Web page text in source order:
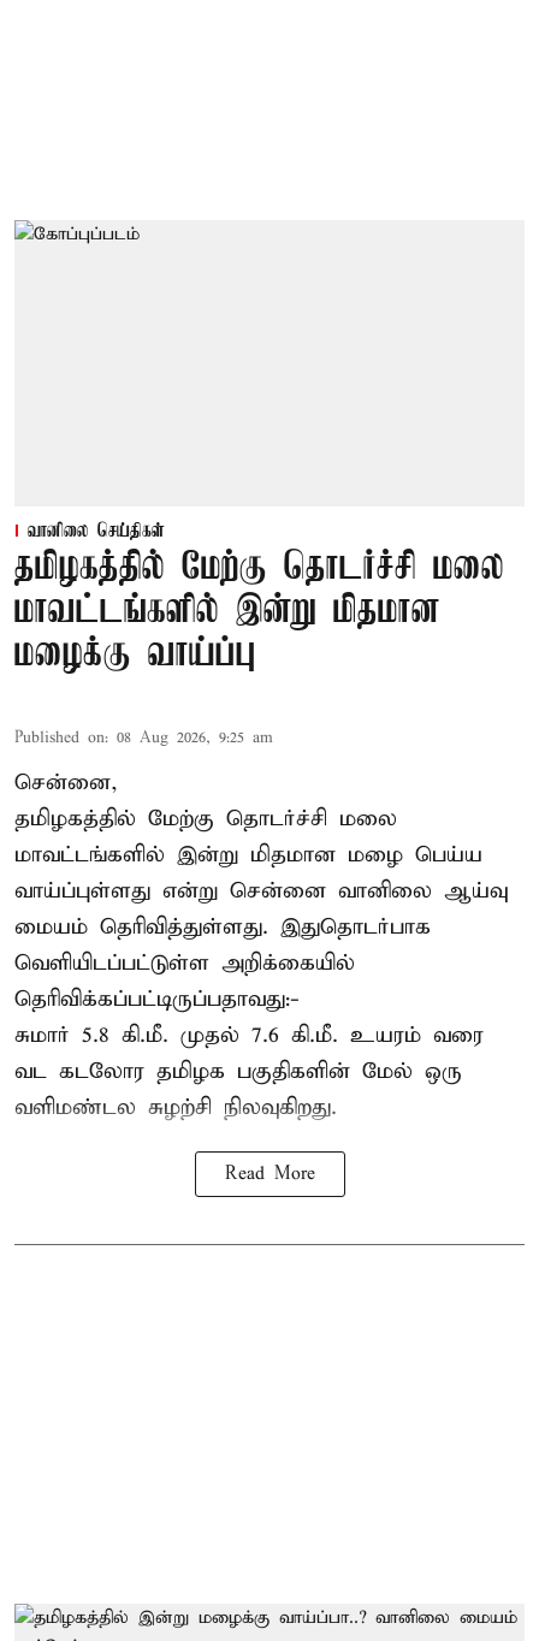
வானிலை செய்திகள்
தமிழகத்தில் மேற்கு தொடர்ச்சி மலை
மாவட்டங்களில் இன்று மிதமான
மழைக்கு வாய்ப்பு
Published on: 08 Aug 2026, 9:25 am
சென்னை,
தமிழகத்தில் மேற்கு தொடர்ச்சி மலை
மாவட்டங்களில் இன்று மிதமான மழை பெய்ய
வாய்ப்புள்ளது என்று சென்னை வானிலை ஆய்வு
மையம் தெரிவித்துள்ளது. இதுதொடர்பாக
வெளியிடப்பட்டுள்ள அறிக்கையில்
தெரிவிக்கப்பட்டிருப்பதாவது:-
சுமார் 5.8 கி.மீ. முதல் 7.6 கி.மீ. உயரம் வரை
வட கடலோர தமிழக பகுதிகளின் மேல் ஒரு
வளிமண்டல சுழற்சி நிலவுகிறது.
Read More